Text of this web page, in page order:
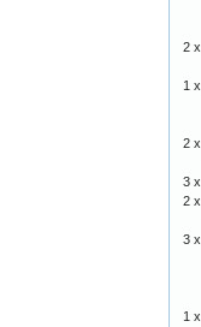
2 x
1 x
2 x
3 x
2 x
3 x
1 x